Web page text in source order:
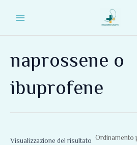
naprossene o
ibuprofene
Visualizzazione del risultato